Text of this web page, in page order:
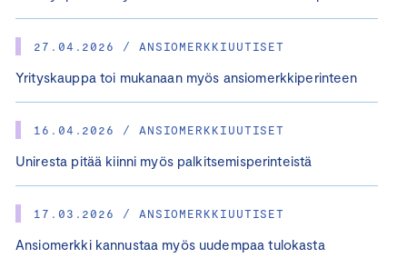
27.04.2026 / ANSIOMERKKIUUTISET
Yrityskauppa toi mukanaan myös ansiomerkkiperinteen
16.04.2026 / ANSIOMERKKIUUTISET
Uniresta pitää kiinni myös palkitsemisperinteistä
17.03.2026 / ANSIOMERKKIUUTISET
Ansiomerkki kannustaa myös uudempaa tulokasta